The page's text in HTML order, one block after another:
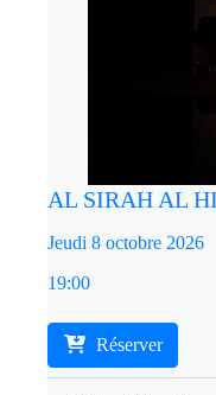
AL SIRAH AL
Jeudi 8 octobre 2026
19:00
Réserver